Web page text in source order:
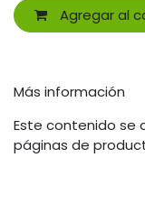
Agregar al
Más información
Este contenido se
páginas de